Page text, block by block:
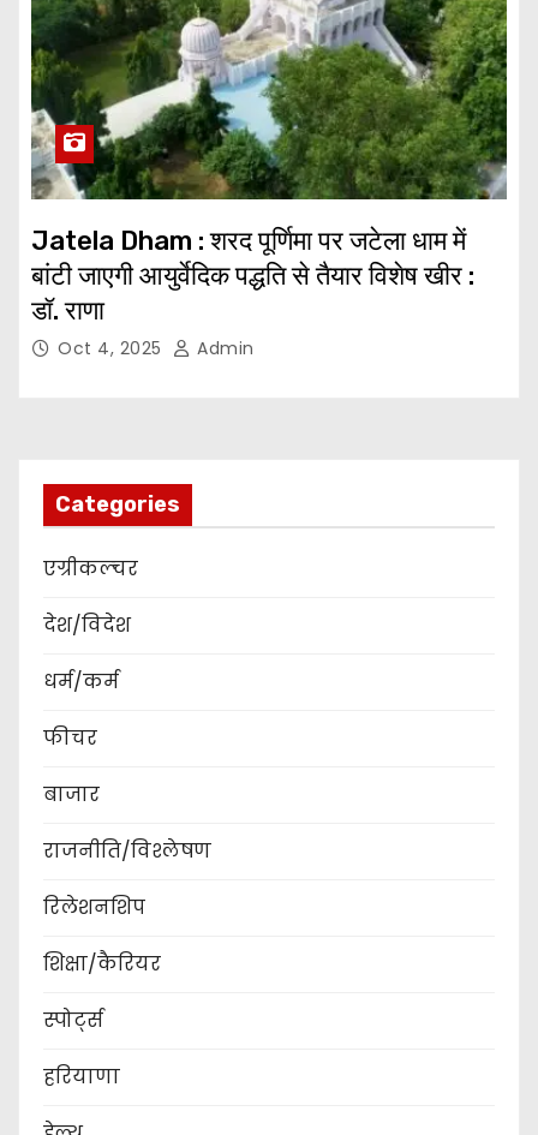
Jatela Dham : शरद पूर्णिमा पर जटेला धाम में
बांटी जाएगी आयुर्वेदिक पद्धति से तैयार विशेष खीर :
डॉ. राणा
Oct 4, 2025 Admin
Categories
एग्रीकल्चर
देश/विदेश
धर्म/कर्म
फीचर
बाजार
राजनीति/विश्लेषण
रिलेशनशिप
शिक्षा/कैरियर
स्पोर्ट्स
हरियाणा